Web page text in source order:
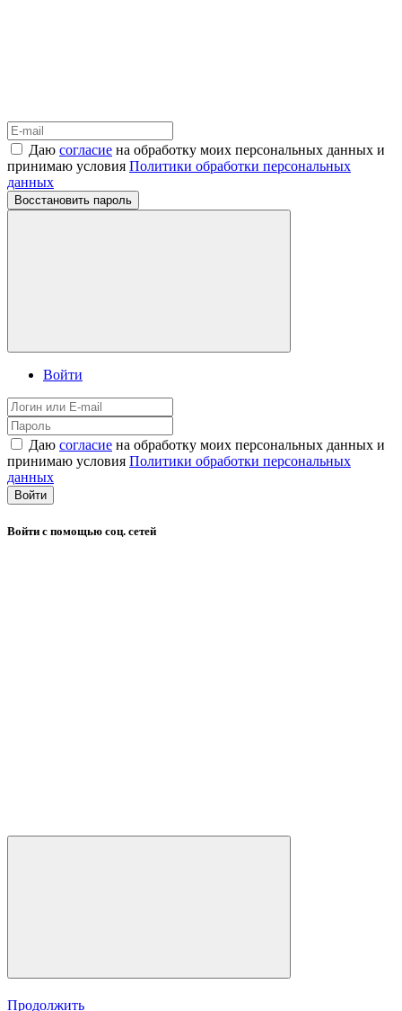
Даю согласие на обработку моих персональных данных и
принимаю условия Политики обработки персональных
данных
Восстановить пароль
Войти
Даю согласие на обработку моих персональных данных и
принимаю условия Политики обработки персональных
данных
Войти
Войти с помощью соц. сетей
Продолжить